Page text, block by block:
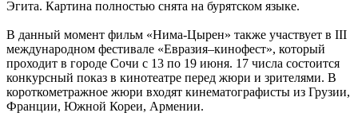
Эгита. Картина полностью снята на бурятском языке.
В данный момент фильм «Нима-Цырен» также участвует в III
международном фестивале «Евразия–кинофест», который
проходит в городе Сочи с 13 по 19 июня. 17 числа состоится
конкурсный показ в кинотеатре перед жюри и зрителями. В
короткометражное жюри входят кинематографисты из Грузии,
Франции, Южной Кореи, Армении.